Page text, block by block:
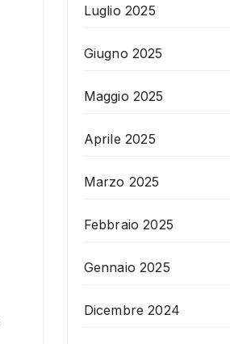
Luglio 2025
Giugno 2025
Maggio 2025
Aprile 2025
Marzo 2025
Febbraio 2025
Gennaio 2025
Dicembre 2024